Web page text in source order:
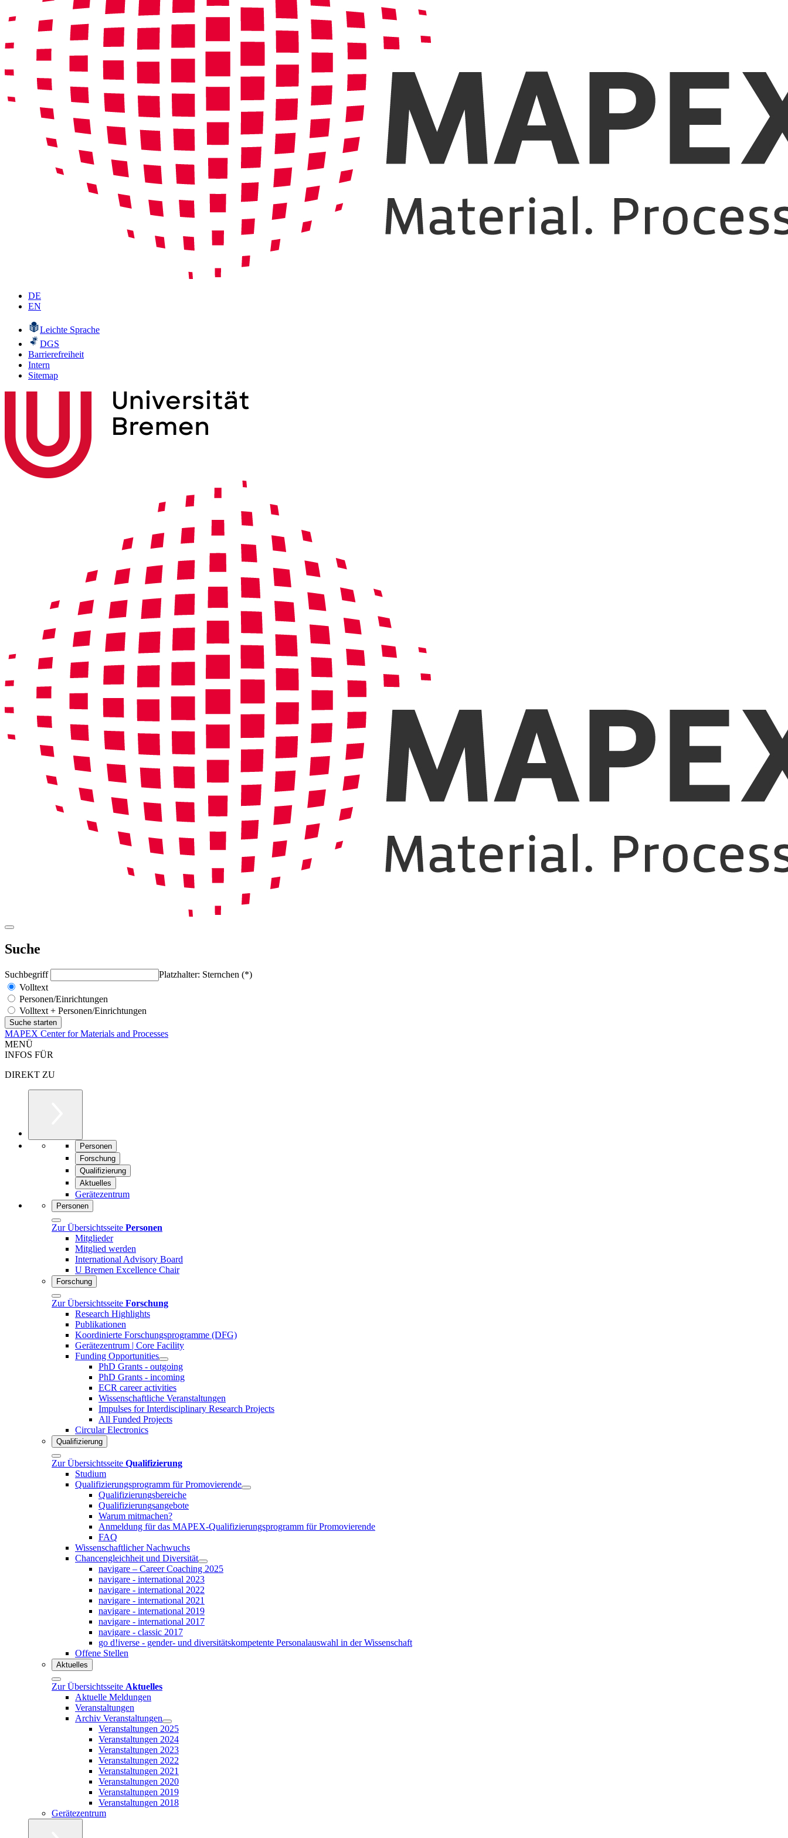
DE
EN
Leichte Sprache
DGS
Barrierefreiheit
Intern
Sitemap
Suche
Suchbegriff
Platzhalter: Sternchen (*)
Volltext
Personen/Einrichtungen
Volltext + Personen/Einrichtungen
MAPEX Center for Materials and Processes
MENÜ
INFOS FÜR
DIREKT ZU
Personen
Forschung
Qualifizierung
Aktuelles
Gerätezentrum
Personen
Zur Übersichtsseite Personen
Mitglieder
Mitglied werden
International Advisory Board
U Bremen Excellence Chair
Forschung
Zur Übersichtsseite Forschung
Research Highlights
Publikationen
Koordinierte Forschungsprogramme (DFG)
Gerätezentrum | Core Facility
Funding Opportunities
PhD Grants - outgoing
PhD Grants - incoming
ECR career activities
Wissenschaftliche Veranstaltungen
Impulses for Interdisciplinary Research Projects
All Funded Projects
Circular Electronics
Qualifizierung
Zur Übersichtsseite Qualifizierung
Studium
Qualifizierungsprogramm für Promovierende
Qualifizierungsbereiche
Qualifizierungsangebote
Warum mitmachen?
Anmeldung für das MAPEX-Qualifizierungsprogramm für Promovierende
FAQ
Wissenschaftlicher Nachwuchs
Chancengleichheit und Diversität
navigare – Career Coaching 2025
navigare - international 2023
navigare - international 2022
navigare - international 2021
navigare - international 2019
navigare - international 2017
navigare - classic 2017
go d!iverse - gender- und diversitätskompetente Personalauswahl in der Wissenschaft
Offene Stellen
Aktuelles
Zur Übersichtsseite Aktuelles
Aktuelle Meldungen
Veranstaltungen
Archiv Veranstaltungen
Veranstaltungen 2025
Veranstaltungen 2024
Veranstaltungen 2023
Veranstaltungen 2022
Veranstaltungen 2021
Veranstaltungen 2020
Veranstaltungen 2019
Veranstaltungen 2018
Gerätezentrum